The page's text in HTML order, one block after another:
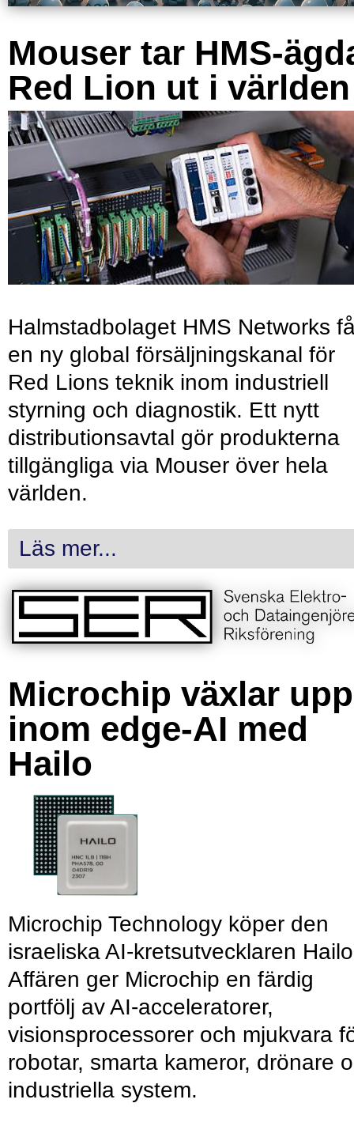
Mouser tar HMS-
Red Lion ut i världen
Halmstadbolaget HMS Networks
en ny global försäljningskanal för
Red Lions teknik inom industriell
styrning och diagnostik. Ett nytt
distributionsavtal gör produkterna
tillgängliga via Mouser över hela
världen.
Läs mer...
Microchip växlar upp
inom edge-AI med
Hailo
Microchip Technology köper den
israeliska AI-kretsutvecklaren
Affären ger Microchip en färdig
portfölj av AI-acceleratorer,
visionsprocessorer och mjukvara
robotar, smarta kameror, drönare
industriella system.